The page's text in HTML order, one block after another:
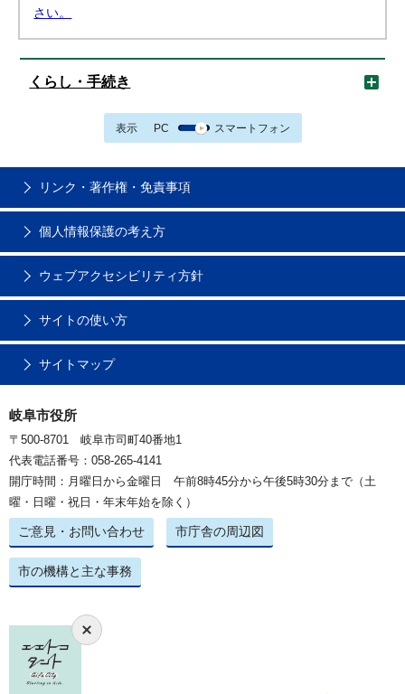
さい。
くらし・手続き
表示 PC スマートフォン
リンク・著作権・免責事項
個人情報保護の考え方
ウェブアクセシビリティ方針
サイトの使い方
サイトマップ
岐阜市役所
〒500-8701 岐阜市司町40番地1
代表電話番号：058-265-4141
開庁時間：月曜日から金曜日 午前8時45分から午後5時30分まで（土
曜・日曜・祝日・年末年始を除く）
ご意見・お問い合わせ 市庁舎の周辺図
市の機構と主な事務